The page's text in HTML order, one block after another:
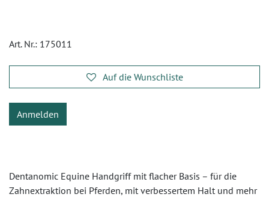
Art. Nr.: 175011
Auf die Wunschliste
Anmelden
Dentanomic Equine Handgriff mit flacher Basis – für die
Zahnextraktion bei Pferden, mit verbessertem Halt und mehr